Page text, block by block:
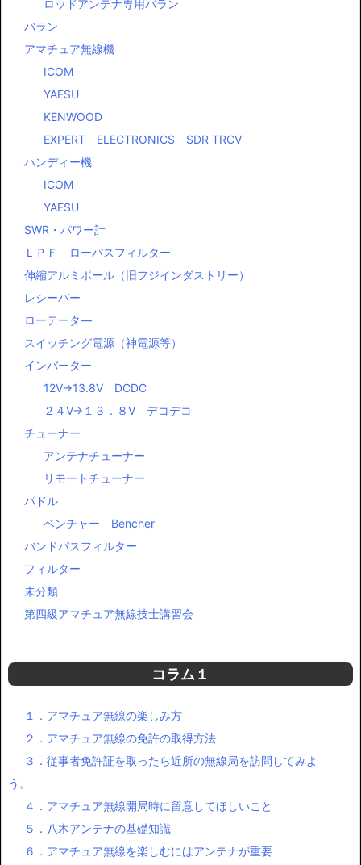
ロッドアンテナ専用バラン
バラン
アマチュア無線機
ICOM
YAESU
KENWOOD
EXPERT ELECTRONICS SDR TRCV
ハンディー機
ICOM
YAESU
SWR・パワー計
ＬＰＦ ローパスフィルター
伸縮アルミポール（旧フジインダストリー）
レシーバー
ローテータ―
スイッチング電源（神電源等）
インバーター
12V→13.8V DCDC
２４V→１３．８V デコデコ
チューナー
アンテナチューナー
リモートチューナー
パドル
ベンチャー Bencher
バンドパスフィルター
フィルター
未分類
第四級アマチュア無線技士講習会
コラム１
１．アマチュア無線の楽しみ方
２．アマチュア無線の免許の取得方法
３．従事者免許証を取ったら近所の無線局を訪問してみよ
う。
４．アマチュア無線開局時に留意してほしいこと
５．八木アンテナの基礎知識
６．アマチュア無線を楽しむにはアンテナが重要